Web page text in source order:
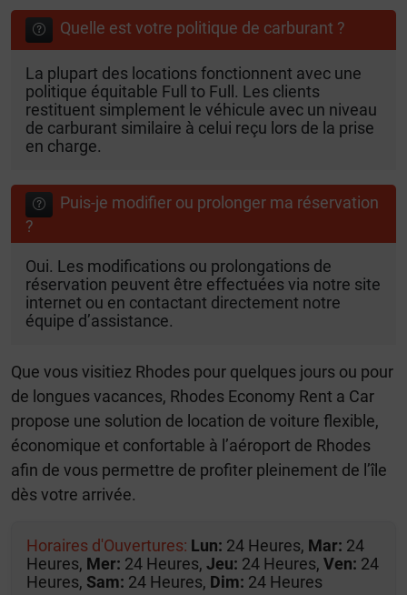
Quelle est votre politique de carburant ?
La plupart des locations fonctionnent avec une
politique équitable Full to Full. Les clients
restituent simplement le véhicule avec un niveau
de carburant similaire à celui reçu lors de la prise
en charge.
Puis-je modifier ou prolonger ma réservation
?
Oui. Les modifications ou prolongations de
réservation peuvent être effectuées via notre site
internet ou en contactant directement notre
équipe d’assistance.
Que vous visitiez Rhodes pour quelques jours ou pour
de longues vacances, Rhodes Economy Rent a Car
propose une solution de location de voiture flexible,
économique et confortable à l’aéroport de Rhodes
afin de vous permettre de profiter pleinement de l’île
dès votre arrivée.
Horaires d'Οuvertures: Lun: 24 Heures, Mar: 24
Heures, Mer: 24 Heures, Jeu: 24 Heures, Ven: 24
Heures, Sam: 24 Heures, Dim: 24 Heures